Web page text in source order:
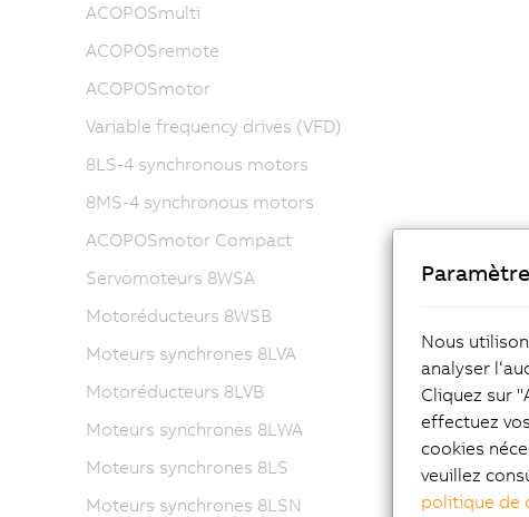
ACOPOSmulti
ACOPOSremote
ACOPOSmotor
Variable frequency drives (VFD)
8LS-4 synchronous motors
8MS-4 synchronous motors
ACOPOSmotor Compact
Servomoteurs 8WSA
Motoréducteurs 8WSB
Moteurs synchrones 8LVA
Motoréducteurs 8LVB
Moteurs synchrones 8LWA
Moteurs synchrones 8LS
Moteurs synchrones 8LSN
Nous
analyser
Cliquez sur
effectuez vos
cookies
veuillez
politique de